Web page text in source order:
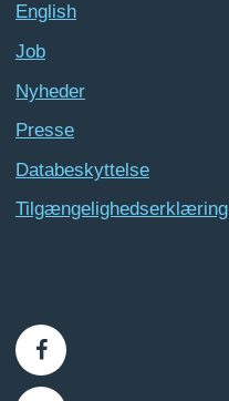
English
Job
Nyheder
Presse
Databeskyttelse
Tilgængelighedserklæring